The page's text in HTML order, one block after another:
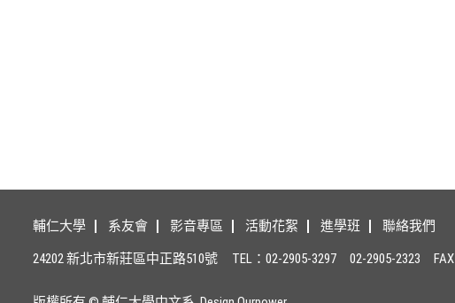
輔仁大學 系友會 影音專區 活動花絮 進學班 聯絡我們
24202 新北市新莊區中正路510號 TEL：02-2905-3297 02-2905-2323